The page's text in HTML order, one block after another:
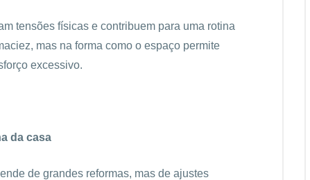
tensões físicas e contribuem para uma rotina
mas na forma como o espaço permite
excessivo.
da casa
de grandes reformas, mas de ajustes